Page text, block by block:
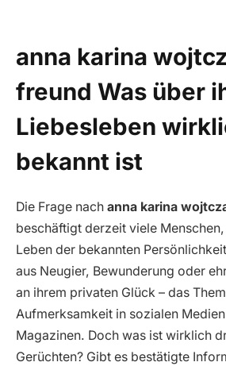
anna karina
freund Was über
Liebesleben
bekannt ist
Die Frage nach anna karina
beschäftigt derzeit viele
Leben der bekannten
aus Neugier, Bewunderung oder
an ihrem privaten Glück – das
Aufmerksamkeit in sozialen
Magazinen. Doch was ist wirklich
Gerüchten? Gibt es bestätigte